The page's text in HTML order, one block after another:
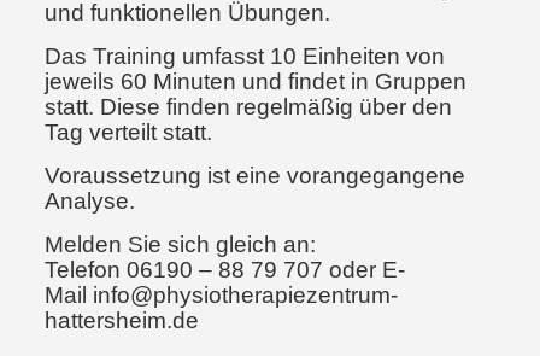
und funktionellen Übungen.
Das Training umfasst 10 Einheiten von
jeweils 60 Minuten und findet in Gruppen
statt. Diese finden regelmäßig über den
Tag verteilt statt.
Voraussetzung ist eine vorangegangene
Analyse.
Melden Sie sich gleich an:
Telefon 06190 – 88 79 707 oder E-
Mail info@physiotherapiezentrum-
hattersheim.de